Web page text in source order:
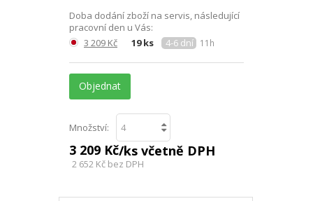
Doba dodání zboží na servis, následující
pracovní den u Vás:
3 209 Kč
19 ks 4-6 dní 11h
Objednat
Množství:
3 209 Kč/ks včetně DPH
2 652 Kč bez DPH